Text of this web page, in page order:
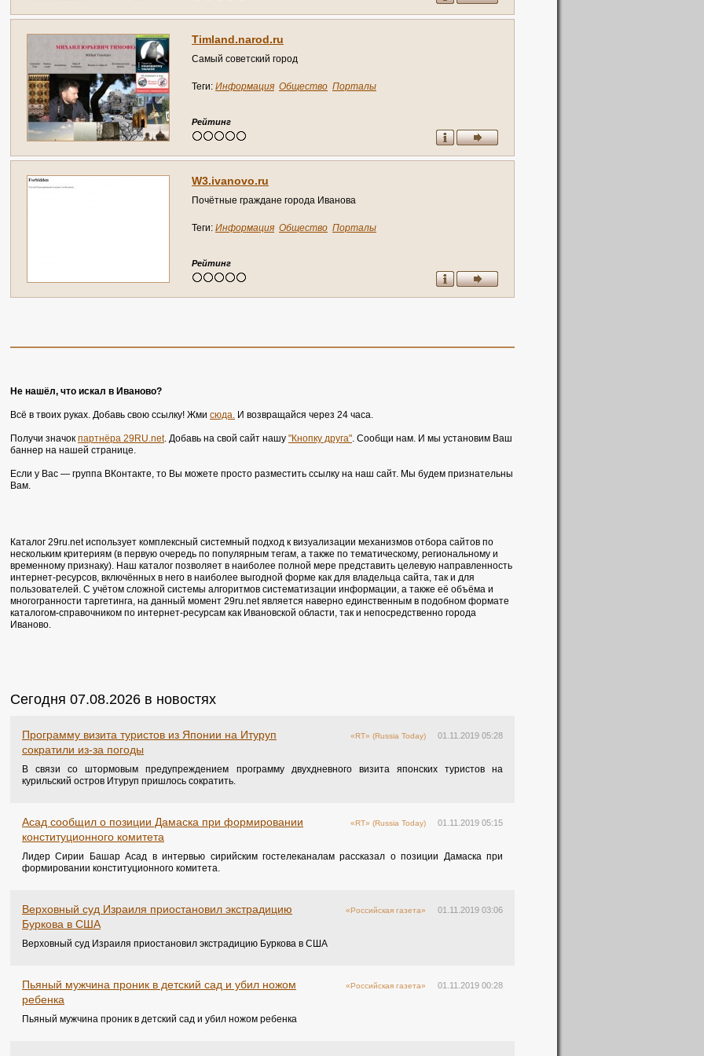
Timland.narod.ru
Самый советский город
Теги: Информация Общество Порталы
Рейтинг
W3.ivanovo.ru
Почётные граждане города Иванова
Теги: Информация Общество Порталы
Рейтинг
Не нашёл, что искал в Иваново?
Всё в твоих руках. Добавь свою ссылку! Жми сюда. И возвращайся через 24 часа.
Получи значок партнёра 29RU.net. Добавь на свой сайт нашу "Кнопку друга". Сообщи нам. И мы установим Ваш
баннер на нашей странице.
Если у Вас — группа ВКонтакте, то Вы можете просто разместить ссылку на наш сайт. Мы будем признательны
Вам.
Каталог 29ru.net использует комплексный системный подход к визуализации механизмов отбора сайтов по
нескольким критериям (в первую очередь по популярным тегам, а также по тематическому, региональному и
временному признаку). Наш каталог позволяет в наиболее полной мере представить целевую направленность
интернет-ресурсов, включённых в него в наиболее выгодной форме как для владельца сайта, так и для
пользователей. С учётом сложной системы алгоритмов систематизации информации, а также её объёма и
многогранности таргетинга, на данный момент 29ru.net является наверно единственным в подобном формате
каталогом-справочником по интернет-ресурсам как Ивановской области, так и непосредственно города
Иваново.
Сегодня 07.08.2026 в новостях
01.11.2019 05:28
«RT» (Russia Today)
Программу визита туристов из Японии на Итуруп
сократили из-за погоды
В связи со штормовым предупреждением программу двухдневного визита японских туристов на
курильский остров Итуруп пришлось сократить.
01.11.2019 05:15
«RT» (Russia Today)
Асад сообщил о позиции Дамаска при формировании
конституционного комитета
Лидер Сирии Башар Асад в интервью сирийским гостелеканалам рассказал о позиции Дамаска при
формировании конституционного комитета.
01.11.2019 03:06
«Российская газета»
Верховный суд Израиля приостановил экстрадицию
Буркова в США
Верховный суд Израиля приостановил экстрадицию Буркова в США
01.11.2019 00:28
«Российская газета»
Пьяный мужчина проник в детский сад и убил ножом
ребенка
Пьяный мужчина проник в детский сад и убил ножом ребенка